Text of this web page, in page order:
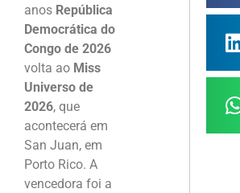
anos República
Democrática do
Congo de 2026
volta ao Miss
Universo de
2026, que
acontecerá em
San Juan, em
Porto Rico. A
vencedora foi a